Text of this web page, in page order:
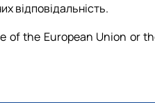
відповідальність.
of the European Union or